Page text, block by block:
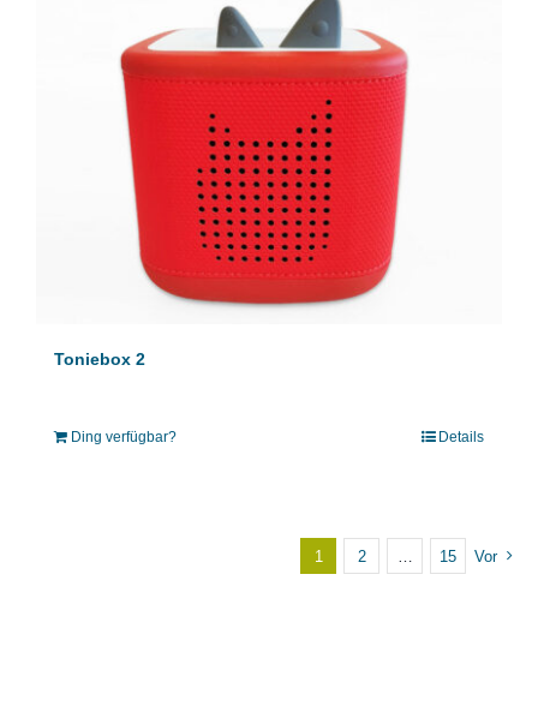
Toniebox 2
Ding verfügbar? Details
1 2 15 Vor